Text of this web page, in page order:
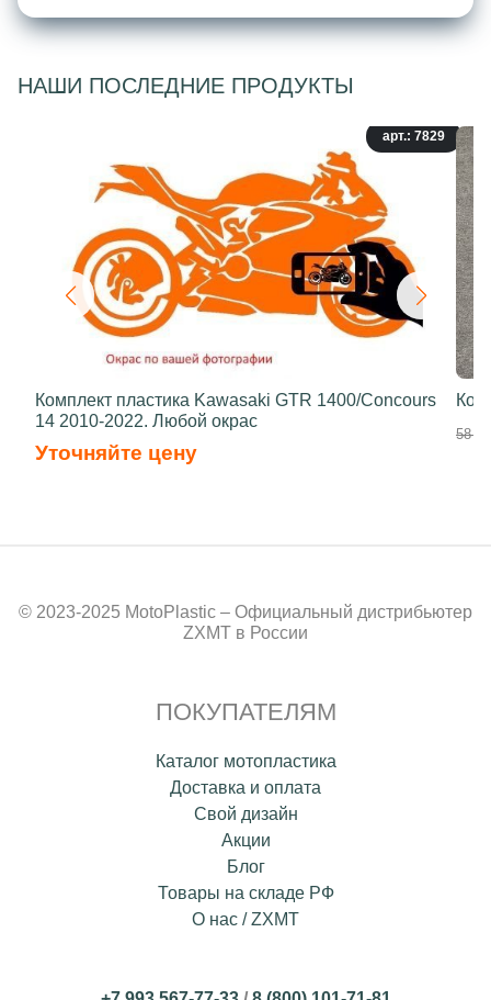
НАШИ ПОСЛЕДНИЕ ПРОДУКТЫ
арт.: 7829
Комплект пластика Kawasaki GTR 1400/Concours
14 2010-2022. Любой окрас
Уточняйте цену
58
© 2023-2025 MotoPlastic – Официальный дистрибьютер
ZXMT в России
ПОКУПАТЕЛЯМ
Каталог мотопластика
Доставка и оплата
Свой дизайн
Акции
Блог
Товары на складе РФ
О нас / ZXMT